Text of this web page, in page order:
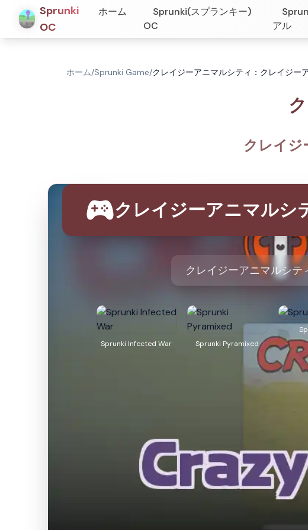
Sprunki
OC
ホーム
Sprunki(スプランキー)
OC
アル
ホーム/Sprunki Game/クレイジーアニマルシティ：クレイジー
クレイジ
クレイジーアニマルシ
クレイジーアニマルシテ
Sprunki Infected War Sprunki Pyramixed